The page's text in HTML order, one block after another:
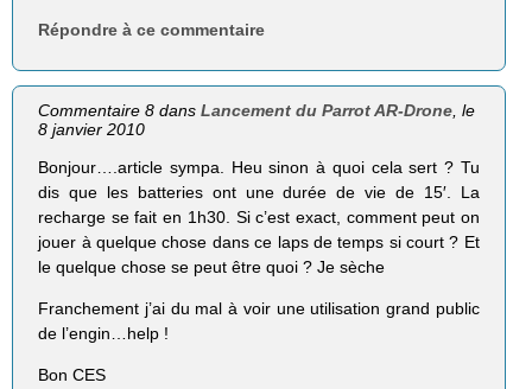
Répondre à ce commentaire
Commentaire 8 dansLancement du Parrot AR-Drone , le
8 janvier 2010
Bonjour….article sympa. Heu sinon à quoi cela sert ? Tu
dis que les batteries ont une durée de vie de 15′. La
recharge se fait en 1h30. Si c’est exact, comment peut on
jouer à quelque chose dans ce laps de temps si court ? Et
le quelque chose se peut être quoi ? Je sèche
Franchement j’ai du mal à voir une utilisation grand public
de l’engin…help !
Bon CES